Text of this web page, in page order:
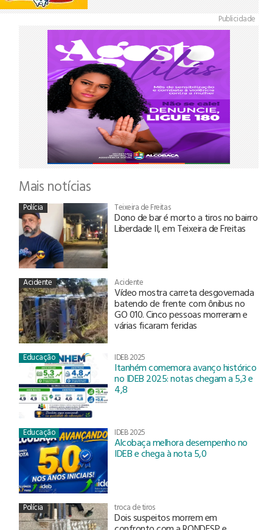
Publicidade
Mais notícias
Polícia Teixeira de Freitas
Dono de bar é morto a tiros no bairro
Liberdade II, em Teixeira de Freitas
Acidente Acidente
Vídeo mostra carreta desgovernada
batendo de frente com ônibus no
GO 010. Cinco pessoas morreram e
várias ficaram feridas
Educação IDEB 2025
Itanhém comemora avanço histórico
no IDEB 2025: notas chegam a 5,3 e
4,8
Educação IDEB 2025
Alcobaça melhora desempenho no
IDEB e chega à nota 5,0
Polícia troca de tiros
Dois suspeitos morrem em